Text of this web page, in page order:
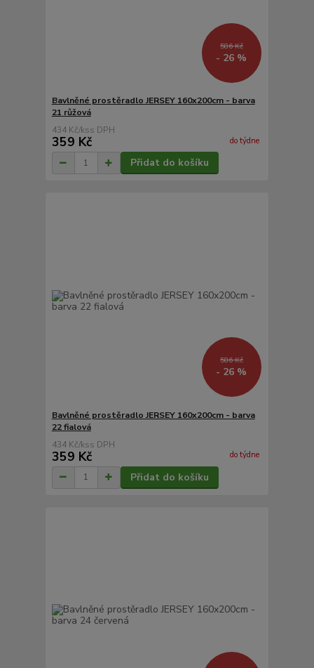
586 Kč
- 26 %
Bavlněné prostěradlo JERSEY 160x200cm - barva
21 růžová
434 Kč/ks
359 Kč do týdne
Přidat do košíku
586 Kč
- 26 %
Bavlněné prostěradlo JERSEY 160x200cm - barva
22 fialová
434 Kč/ks
359 Kč do týdne
Přidat do košíku